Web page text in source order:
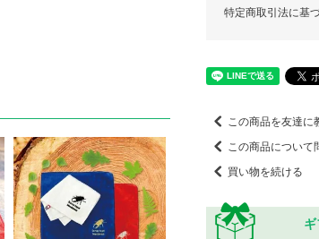
特定商取引法に基
この商品を友達に
この商品について
買い物を続ける